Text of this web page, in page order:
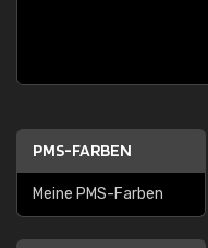
PMS-FARBEN
Meine PMS-Farben